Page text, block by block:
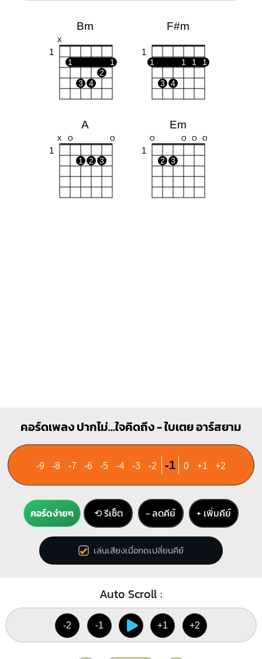
Bm
X
1
1
1
2
3
4
F#m
1
1 1 1 1
3 4
A
X O O
1
1 2 3
Em
O O O O
1
2 3
คอร์ดเพลง ปากไม่...ใจคิดถึง - ใบเตย อาร์สยาม
-9 -8 -7 -6 -5 -4 -3 -2 -1 0 +1 +2
คอร์ดง่ายๆ ⟲ รีเซ็ต − ลดคีย์ + เพิ่มคีย์
เล่นเสียงเมื่อกดเปลี่ยนคีย์
Auto Scroll :
-2 -1 +1 +2